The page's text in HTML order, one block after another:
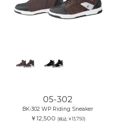
05-302
BK-302 WP Riding Sneaker
￥12,500 (税込:￥13,750)